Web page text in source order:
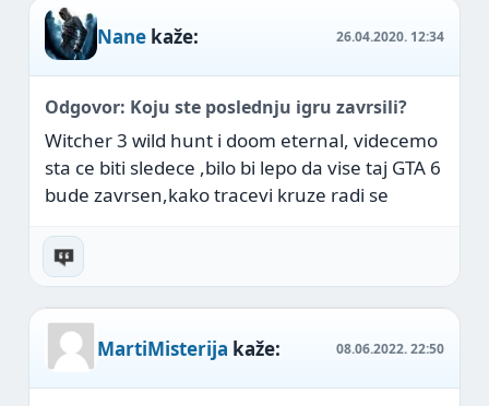
Nane kaže: 26.04.2020. 12:34
Odgovor: Koju ste poslednju igru zavrsili?
Witcher 3 wild hunt i doom eternal, videcemo
sta ce biti sledece ,bilo bi lepo da vise taj GTA 6
bude zavrsen,kako tracevi kruze radi se
MartiMisterija kaže: 08.06.2022.22:50